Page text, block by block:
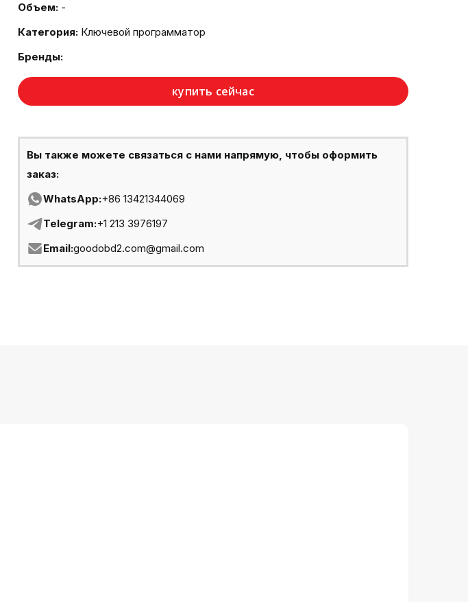
Объем: -
Категория: Ключевой программатор
Бренды:
купить сейчас
Вы также можете связаться с нами напрямую, чтобы оформить
заказ:
WhatsApp:+86 13421344069
Telegram:+1 213 3976197
Email:goodobd2.com@gmail.com